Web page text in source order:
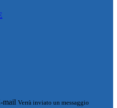
mail Verrà inviato un messaggio